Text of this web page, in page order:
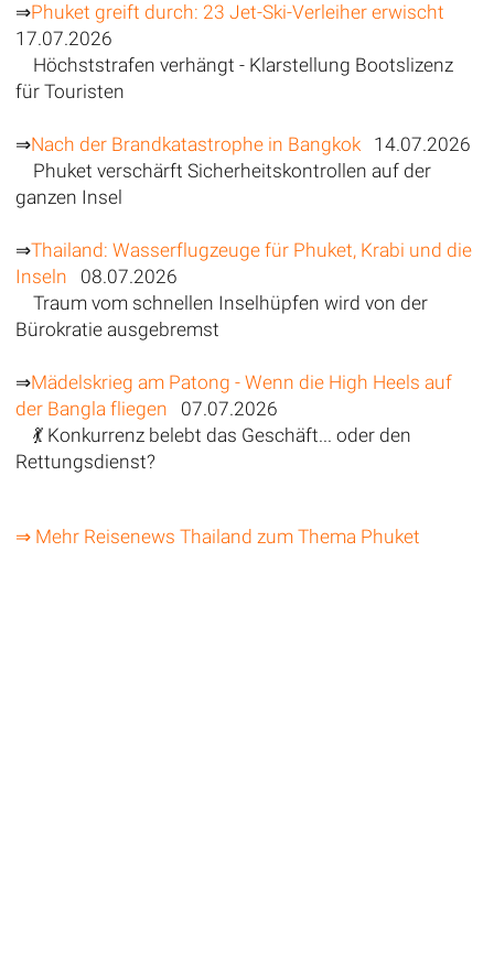
⇒Phuket greift durch: 23 Jet-Ski-Verleiher erwischt
17.07.2026
Höchststrafen verhängt - Klarstellung Bootslizenz
für Touristen
⇒Nach der Brandkatastrophe in Bangkok14.07.2026
Phuket verschärft Sicherheitskontrollen auf der
ganzen Insel
⇒Thailand: Wasserflugzeuge für Phuket, Krabi und die
Inseln 08.07.2026
Traum vom schnellen Inselhüpfen wird von der
Bürokratie ausgebremst
⇒Mädelskrieg am Patong - Wenn die High Heels auf
der Bangla fliegen 07.07.2026
💃 Konkurrenz belebt das Geschäft... oder den
Rettungsdienst?
⇒ Mehr Reisenews Thailand zum Thema Phuket